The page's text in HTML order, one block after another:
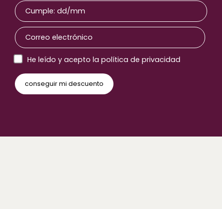
He leído y acepto la política de privacidad